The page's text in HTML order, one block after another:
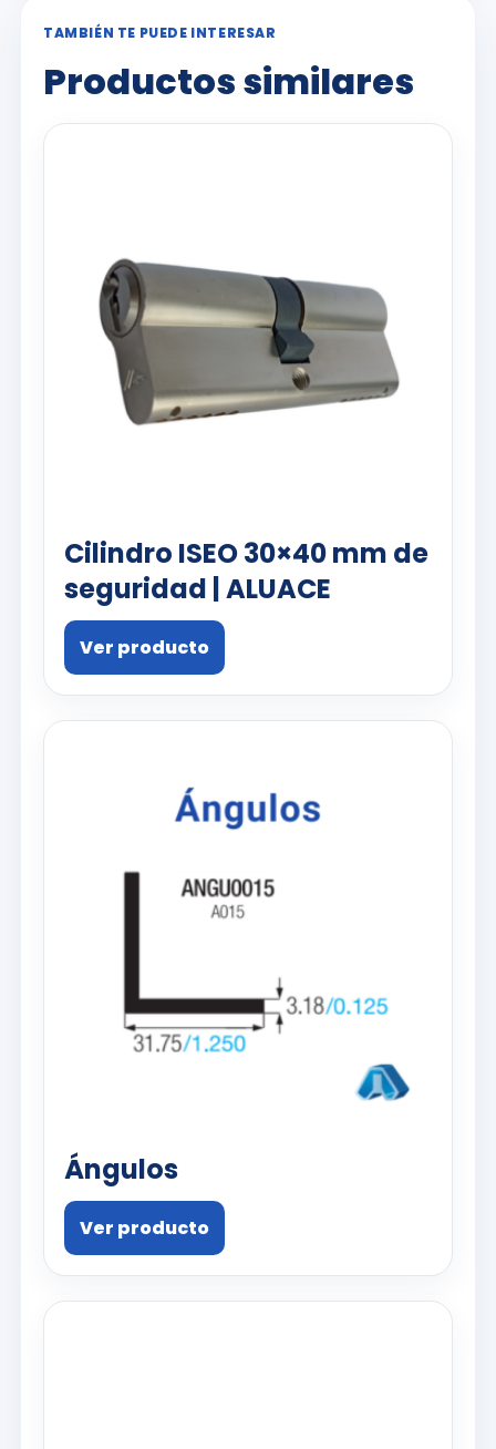
TAMBIÉN TE PUEDE INTERESAR
Productos similares
Cilindro ISEO 30×40 mm de
seguridad | ALUACE
Ver producto
Ángulos
Ver producto